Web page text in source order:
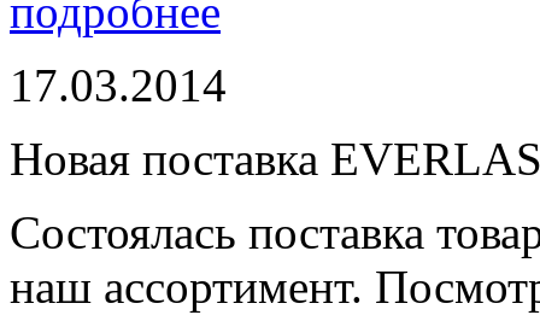
подробнее
17.03.2014
Новая поставка
Состоялась поставка
наш ассортимент.